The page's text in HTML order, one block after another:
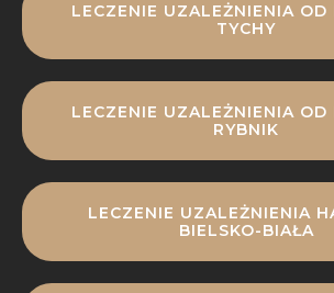
LECZENIE UZALEŻNIENIA OD
TYCHY
LECZENIE UZALEŻNIENIA OD
RYBNIK
LECZENIE UZALEŻNIENIA
BIELSKO-BIAŁA